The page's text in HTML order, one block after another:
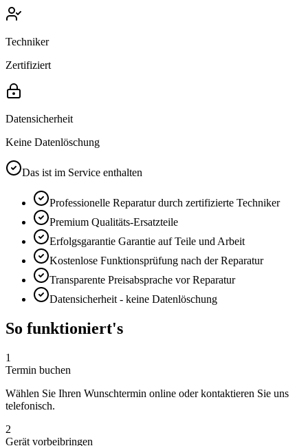
Techniker
Zertifiziert
Datensicherheit
Keine Datenlöschung
Das ist im Service enthalten
Professionelle Reparatur durch zertifizierte Techniker
Premium Qualitäts-Ersatzteile
Erfolgsgarantie Garantie auf Teile und Arbeit
Kostenlose Funktionsprüfung nach der Reparatur
Transparente Preisabsprache vor Reparatur
Datensicherheit - keine Datenlöschung
So funktioniert's
1
Termin buchen
Wählen Sie Ihren Wunschtermin online oder kontaktieren Sie uns
telefonisch.
2
Gerät vorbeibringen